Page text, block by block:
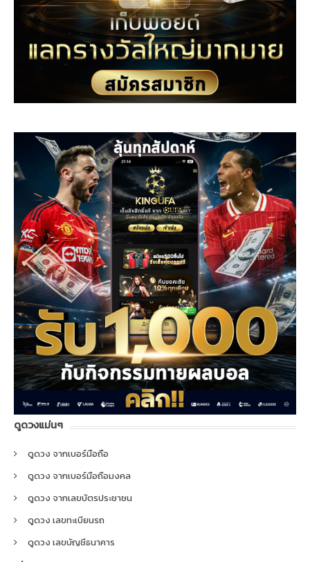
ดูดวงแม่นๆ
ดูดวง จากเบอร์มือถือ
ดูดวง จากเบอร์มือถือมงคล
ดูดวง จากเลขบัตรประชาชน
ดูดวง เลขทะเบียนรถ
ดูดวง เลขบัญชีธนาคาร